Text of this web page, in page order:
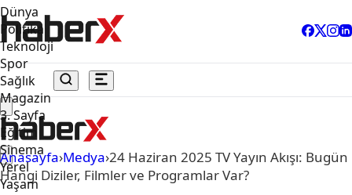
Dünya
Politika
Teknoloji
Spor
Sağlık
Magazin
3. Sayfa
Eğitim
Sinema
Yerel
Yaşam
Anasayfa›Medya›24 Haziran 2025 TV Yayın Akışı: Bugün
Hangi Diziler, Filmler ve Programlar Var?